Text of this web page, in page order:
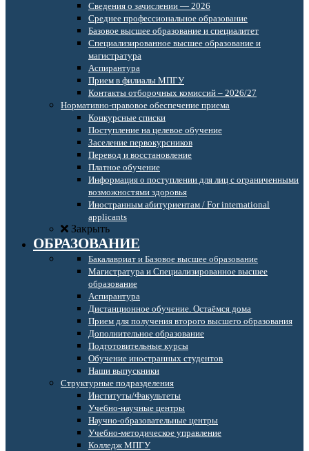
Сведения о зачислении — 2026
Среднее профессиональное образование
Базовое высшее образование и специалитет
Специализированное высшее образование и
магистратура
Аспирантура
Прием в филиалы МПГУ
Контакты отборочных комиссий – 2026/27
Нормативно-правовое обеспечение приема
Конкурсные списки
Поступление на целевое обучение
Заселение первокурсников
Перевод и восстановление
Платное обучение
Информация о поступлении для лиц с ограниченными
возможностями здоровья
Иностранным абитуриентам / For international
applicants
Закрыть
ОБРАЗОВАНИЕ
Бакалавриат и Базовое высшее образование
Магистратура и Специализированное высшее
образование
Аспирантура
Дистанционное обучение. Остаёмся дома
Прием для получения второго высшего образования
Дополнительное образование
Подготовительные курсы
Обучение иностранных студентов
Наши выпускники
Структурные подразделения
Институты/Факультеты
Учебно-научные центры
Научно-образовательные центры
Учебно-методическое управление
Колледж МПГУ